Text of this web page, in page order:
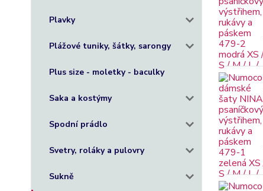
Plavky
Plážové tuniky, šátky, sarongy
Plus size - moletky - baculky
Saka a kostýmy
Spodní prádlo
Svetry, roláky a pulovry
Sukně